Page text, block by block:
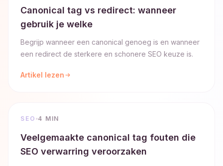
Canonical tag vs redirect: wanneer
gebruik je welke
Begrijp wanneer een canonical genoeg is en wanneer
een redirect de sterkere en schonere SEO keuze is.
Artikel lezen
SEO 4 MIN
Veelgemaakte canonical tag fouten die
SEO verwarring veroorzaken